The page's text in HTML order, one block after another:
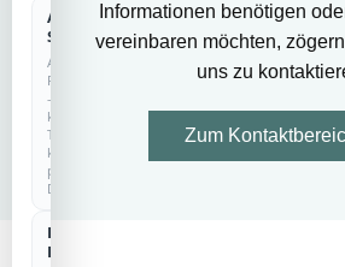
Informationen benötigen
vereinbaren möchten,
uns zu
Zum
Anonyme
Statistik
Anonyme
Reichweitenmessung
–
kein
Tracking,
keine
personenbezogenen
Daten.
Externe
Dienste